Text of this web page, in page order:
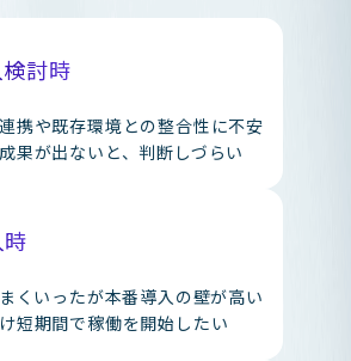
討時
携や既存環境との整合性に不安
果が出ないと、判断しづらい
くいったが本番導入の壁が高い
短期間で稼働を開始したい